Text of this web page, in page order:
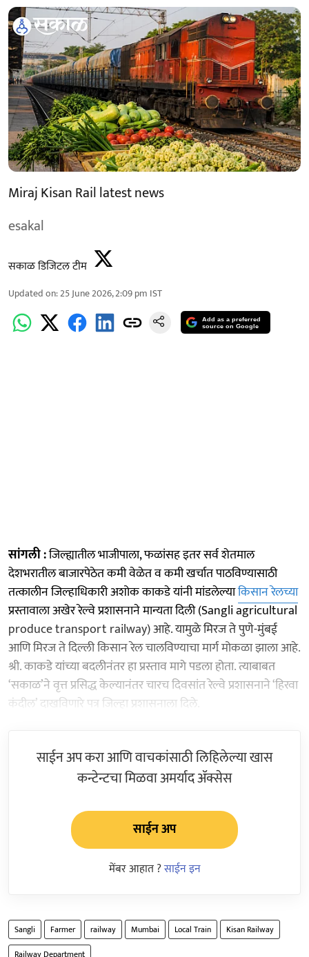
Miraj Kisan Rail latest news
esakal
सकाळ डिजिटल टीम
Updated on:25 June 2026, 2:09 pm IST
Add as a preferred
source on Google
सांगली :जिल्ह्यातील भाजीपाला, फळांसह इतर सर्व शेतमाल
देशभरातील बाजारपेठेत कमी वेळेत व कमी खर्चात पाठविण्यासाठी
तत्कालीन जिल्हाधिकारी अशोक काकडे यांनी मांडलेल्याकिसान रेलच्या
प्रस्तावाला अखेर रेल्वे प्रशासनाने मान्यता दिली (Sangli agricultural
produce transport railway) आहे. यामुळे मिरज ते पुणे-मुंबई
आणि मिरज ते दिल्ली किसान रेल चालविण्याचा मार्ग मोकळा झाला आहे.
श्री. काकडे यांच्या बदलीनंतर हा प्रस्ताव मागे पडला होता. त्याबाबत
‘सकाळ’ने वृत्त प्रसिद्ध केल्यानंतर चारच दिवसांत रेल्वे प्रशासनाने ‘हिरवा
कंदील’ दाखविणारे पत्र जिल्हा प्रशासनाला दिले.
साईन अप करा आणि वाचकांसाठी लिहिलेल्या खास
कन्टेन्टचा मिळवा अमर्याद ॲक्सेस
साईन अप
मेंबर आहात ?साईन इन
Sangli Farmer railway Mumbai Local Train
Kisan Railway
Railway Department